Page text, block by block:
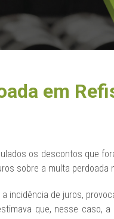
em
os descontos que
sobre a multa perdoada
incidência de juros,
que, nesse caso,